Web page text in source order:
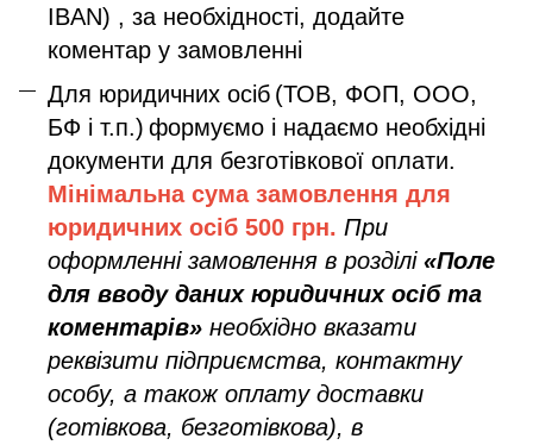
IBAN) , за необхідності, додайте
коментар у замовленні
Для юридичних осіб (ТОВ, ФОП, ООО,
БФ і т.п.) формуємо і надаємо необхідні
документи для безготівкової оплати.
Мінімальна сума замовлення для
юридичних осіб 500 грн. При
оформленні замовлення в розділі «Поле
для вводу даних юридичних осіб та
коментарів» необхідно вказати
реквізити підприємства, контактну
особу, а також оплату доставки
(готівкова, безготівкова), в